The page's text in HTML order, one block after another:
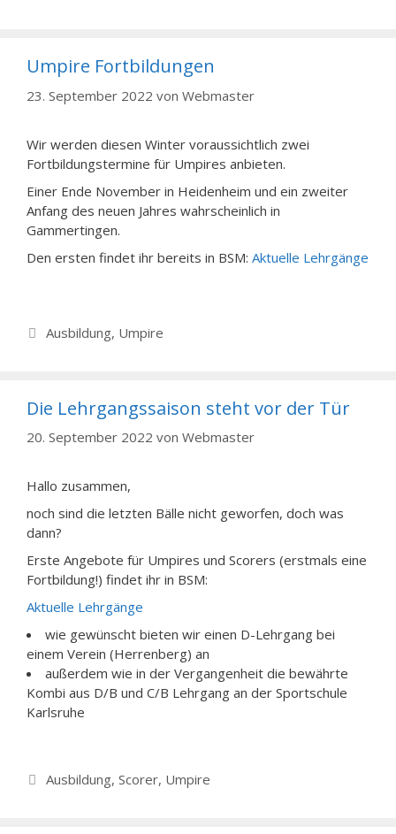
Umpire Fortbildungen
23. September 2022 von Webmaster
Wir werden diesen Winter voraussichtlich zwei
Fortbildungstermine für Umpires anbieten.
Einer Ende November in Heidenheim und ein zweiter
Anfang des neuen Jahres wahrscheinlich in
Gammertingen.
Den ersten findet ihr bereits in BSM: Aktuelle Lehrgänge
Kategorien
Ausbildung, Umpire
Die Lehrgangssaison steht vor der Tür
20. September 2022 von Webmaster
Hallo zusammen,
noch sind die letzten Bälle nicht geworfen, doch was
dann?
Erste Angebote für Umpires und Scorers (erstmals eine
Fortbildung!) findet ihr in BSM:
Aktuelle Lehrgänge
wie gewünscht bieten wir einen D-Lehrgang bei
einem Verein (Herrenberg) an
außerdem wie in der Vergangenheit die bewährte
Kombi aus D/B und C/B Lehrgang an der Sportschule
Karlsruhe
Kategorien
Ausbildung, Scorer, Umpire